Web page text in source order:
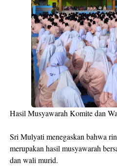
Hasil Musyawarah Komite dan
Sri Mulyati menegaskan bahwa
merupakan hasil musyawarah
dan wali murid.